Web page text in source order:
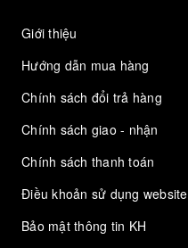
Giới thiệu
Hướng dẫn mua hàng
Chính sách đổi trả hàng
Chính sách giao - nhận
Chính sách thanh toán
Điều khoản sử dụng website
Bảo mật thông tin KH